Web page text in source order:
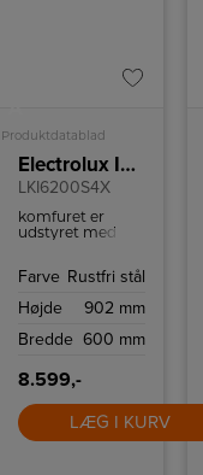
Produktdatablad
Electrolux Induktionskomfur
LKI6200S4X
komfuret er
udstyret med
der mindsker
forbrændinger,
sikkert at bruge,
små børn i
nærheden.
Farve Rustfri stål
Højde
902 mm
Bredde 600 mm
8.599,-
LÆG I KURV